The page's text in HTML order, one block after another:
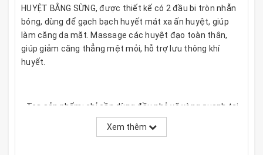
HUYỆT BẰNG SỪNG, được thiết kế có 2 đầu bi tròn nhẵn
bóng, dùng để gạch bạch huyết mát xa ấn huyệt, giúp
làm căng da mặt. Massage các huyệt đạo toàn thân,
giúp giảm căng thẳng mệt mỏi, hỗ trợ lưu thông khí
huyết.
- Tes sản phẩm: chỉ cần dùng đầu nhỏ vẽ vòng quanh tai
từ 5 đến 10 vòng là cảm nhận được tức thì, cơ thể sẽ
nóng lên và cảm nhận chạm được vào huyệt đạo ở vùng
Xem thêm